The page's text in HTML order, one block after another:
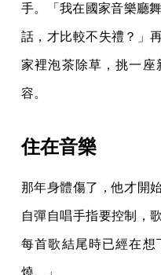
手。「我在國家音樂廳
話，才比較不失禮？」
家裡泡茶除草，挑一座
容。
住在音樂
那年身體傷了，他才開
自彈自唱手指要控制，
每首歌結尾時已經在想
燒。」